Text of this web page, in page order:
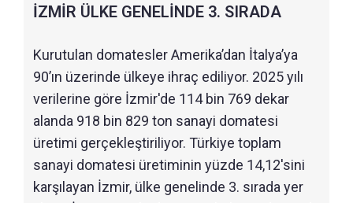
İZMİR ÜLKE GENELİNDE 3. SIRADA
Kurutulan domatesler Amerika’dan İtalya’ya
90’ın üzerinde ülkeye ihraç ediliyor. 2025 yılı
verilerine göre İzmir'de 114 bin 769 dekar
alanda 918 bin 829 ton sanayi domatesi
üretimi gerçekleştiriliyor. Türkiye toplam
sanayi domatesi üretiminin yüzde 14,12'sini
karşılayan İzmir, ülke genelinde 3. sırada yer